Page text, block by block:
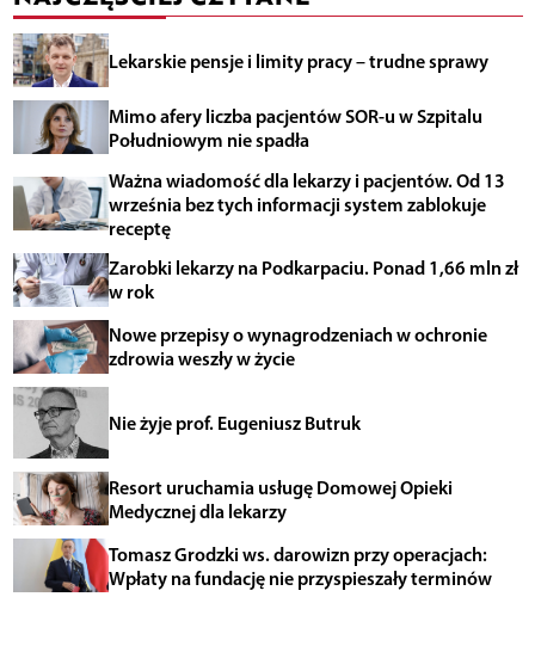
Lekarskie pensje i limity pracy – trudne sprawy
Mimo afery liczba pacjentów SOR-u w Szpitalu
Południowym nie spadła
Ważna wiadomość dla lekarzy i pacjentów. Od 13
września bez tych informacji system zablokuje
receptę
Zarobki lekarzy na Podkarpaciu. Ponad 1,66 mln zł
w rok
Nowe przepisy o wynagrodzeniach w ochronie
zdrowia weszły w życie
Nie żyje prof. Eugeniusz Butruk
Resort uruchamia usługę Domowej Opieki
Medycznej dla lekarzy
Tomasz Grodzki ws. darowizn przy operacjach:
Wpłaty na fundację nie przyspieszały terminów